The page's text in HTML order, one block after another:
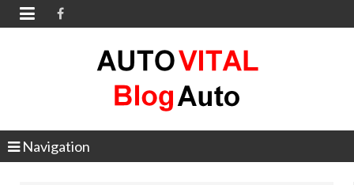

Navigation